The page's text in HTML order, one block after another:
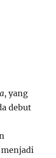
, yang
debut